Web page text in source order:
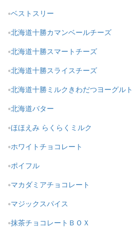
ベストスリー
北海道十勝カマンベールチーズ
北海道十勝スマートチーズ
北海道十勝スライスチーズ
北海道十勝ミルクきわだつヨーグルト
北海道バター
ほほえみ らくらくミルク
ホワイトチョコレート
ポイフル
マカダミアチョコレート
マジックスパイス
抹茶チョコレートＢＯＸ